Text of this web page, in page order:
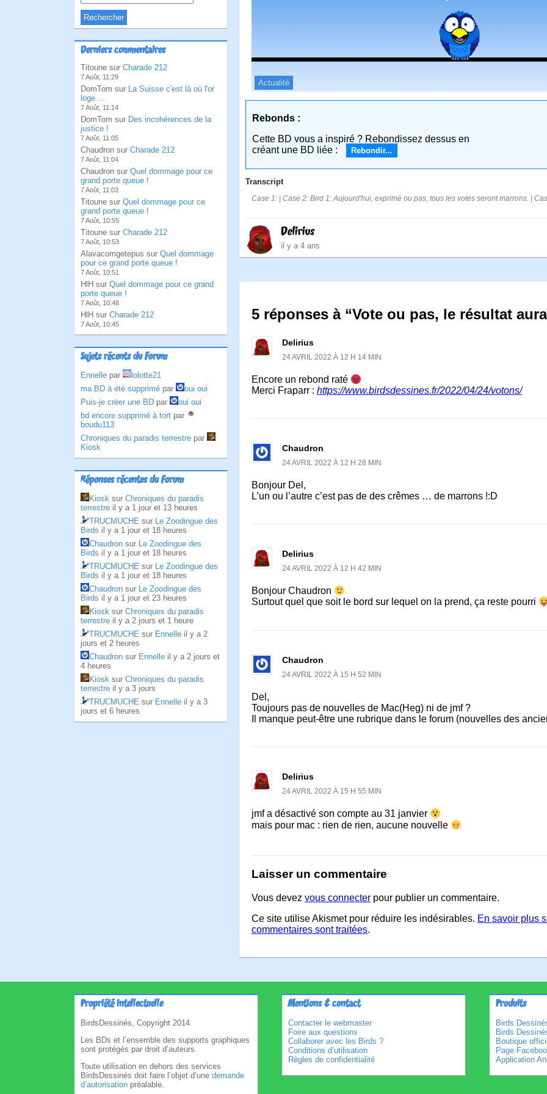
Derniers commentaires
Titoune sur Charade 212
7 Août, 11:29
DomTom sur La Suisse c'est là où l'or
loge ...
7 Août, 11:14
DomTom sur Des incohérences de la
justice !
7 Août, 11:05
Chaudron sur Charade 212
7 Août, 11:04
Chaudron sur Quel dommage pour ce
grand porte queue !
7 Août, 11:03
Titoune sur Quel dommage pour ce
grand porte queue !
7 Août, 10:55
Titoune sur Charade 212
7 Août, 10:53
Alavacomgetepus sur Quel dommage
pour ce grand porte queue !
7 Août, 10:51
HlH sur Quel dommage pour ce grand
porte queue !
7 Août, 10:48
HlH sur Charade 212
7 Août, 10:45
Sujets récents du Forum
Ennelle par
lolotte21
ma BD à été supprimé par
oui oui
Puis-je créer une BD par
oui oui
bd encore supprimé à tort par
boudu113
Chroniques du paradis terrestre par
Kiosk
Réponses récentes du Forum
Kiosk sur Chroniques du paradis
terrestre il y a 1 jour et 13 heures
TRUCMUCHE sur Le Zoodingue des
Birds il y a 1 jour et 18 heures
Chaudron sur Le Zoodingue des
Birds il y a 1 jour et 18 heures
TRUCMUCHE sur Le Zoodingue des
Birds il y a 1 jour et 18 heures
Chaudron sur Le Zoodingue des
Birds il y a 1 jour et 23 heures
Kiosk sur Chroniques du paradis
terrestre il y a 2 jours et 1 heure
TRUCMUCHE sur Ennelle il y a 2
jours et 2 heures
Chaudron sur Ennelle il y a 2 jours et
4 heures
Kiosk sur Chroniques du paradis
terrestre il y a 3 jours
TRUCMUCHE sur Ennelle il y a 3
jours et 6 heures
Actualité
Rebonds :
Cette BD vous a inspiré ? Rebondissez dessus en
créant une BD liée :
Rebondir...
Transcript
Case 1: | Case 2: Bird 1: Aujourd'hui, exprimé ou pas, tous les votes seront marrons. |
Delirius
il y a 4 ans
5 réponses à “Vote ou pas, le résultat
Delirius
24 AVRIL 2022 À 12 H 14 MIN
Encore un rebond raté
Merci Fraparr : https://www.birdsdessines.fr/2022/04/24/votons/
Chaudron
24 AVRIL 2022 À 12 H 28 MIN
Bonjour Del,
L’un ou l’autre c’est pas de des crêmes … de marrons !:D
Delirius
24 AVRIL 2022 À 12 H 42 MIN
Bonjour Chaudron
Surtout quel que soit le bord sur lequel on la prend, ça reste pourri
Chaudron
24 AVRIL 2022 À 15 H 52 MIN
Del,
Toujours pas de nouvelles de Mac(Heg) ni de jmf ?
Il manque peut-être une rubrique dans le forum (nouvelles des
Delirius
24 AVRIL 2022 À 15 H 55 MIN
jmf a désactivé son compte au 31 janvier
mais pour mac : rien de rien, aucune nouvelle
Laisser un commentaire
Vous devez vous connecter pour publier un commentaire.
Ce site utilise Akismet pour réduire les indésirables. En savoir plus
commentaires sont traitées.
Propriété intellectuelle
BirdsDessinés, Copyright 2014
Les BDs et l’ensemble des supports graphiques
sont protégés par droit d’auteurs.
Toute utilisation en dehors des services
BirdsDessinés doit faire l’objet d’une demande
d’autorisation préalable.
Mentions & contact
Contacter le webmaster
Foire aux questions
Collaborer avec les Birds ?
Conditions d’utilisation
Règles de confidentialité
Produits
Birds
Birds
Boutique
Page
Application